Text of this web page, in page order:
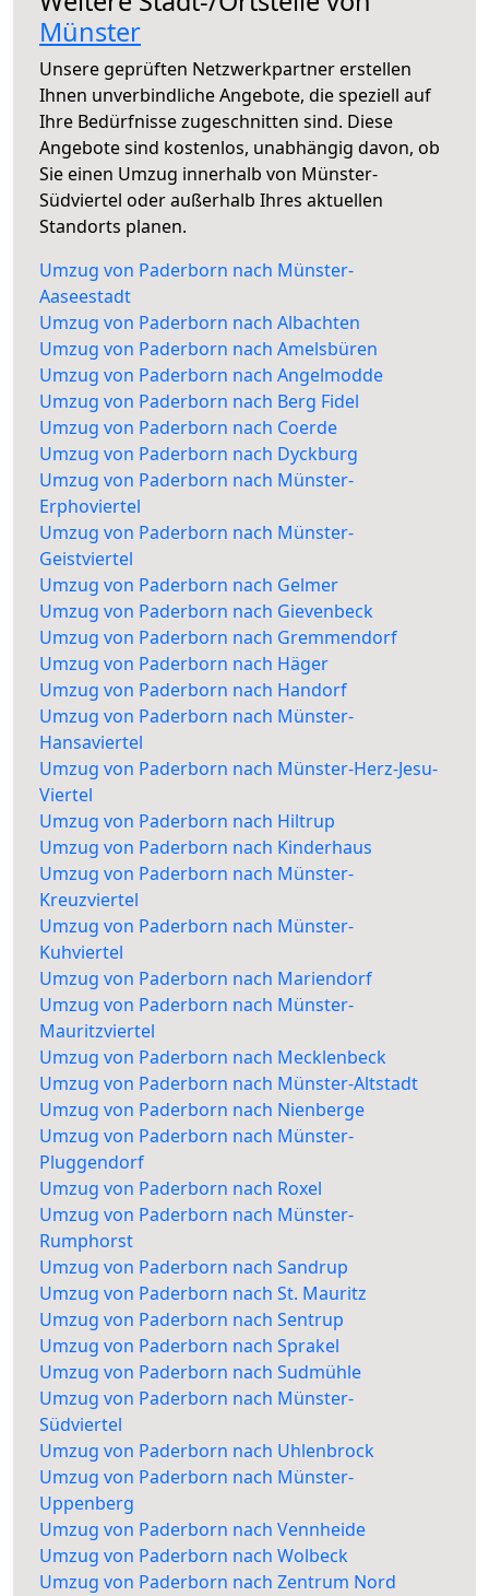
Münster
Unsere geprüften Netzwerkpartner erstellen
Ihnen unverbindliche Angebote, die speziell auf
Ihre Bedürfnisse zugeschnitten sind. Diese
Angebote sind kostenlos, unabhängig davon, ob
Sie einen Umzug innerhalb von Münster-
Südviertel oder außerhalb Ihres aktuellen
Standorts planen.
Umzug von Paderborn nach Münster-
Aaseestadt
Umzug von Paderborn nach Albachten
Umzug von Paderborn nach Amelsbüren
Umzug von Paderborn nach Angelmodde
Umzug von Paderborn nach Berg Fidel
Umzug von Paderborn nach Coerde
Umzug von Paderborn nach Dyckburg
Umzug von Paderborn nach Münster-
Erphoviertel
Umzug von Paderborn nach Münster-
Geistviertel
Umzug von Paderborn nach Gelmer
Umzug von Paderborn nach Gievenbeck
Umzug von Paderborn nach Gremmendorf
Umzug von Paderborn nach Häger
Umzug von Paderborn nach Handorf
Umzug von Paderborn nach Münster-
Hansaviertel
Umzug von Paderborn nach Münster-Herz-Jesu-
Viertel
Umzug von Paderborn nach Hiltrup
Umzug von Paderborn nach Kinderhaus
Umzug von Paderborn nach Münster-
Kreuzviertel
Umzug von Paderborn nach Münster-
Kuhviertel
Umzug von Paderborn nach Mariendorf
Umzug von Paderborn nach Münster-
Mauritzviertel
Umzug von Paderborn nach Mecklenbeck
Umzug von Paderborn nach Münster-Altstadt
Umzug von Paderborn nach Nienberge
Umzug von Paderborn nach Münster-
Pluggendorf
Umzug von Paderborn nach Roxel
Umzug von Paderborn nach Münster-
Rumphorst
Umzug von Paderborn nach Sandrup
Umzug von Paderborn nach St. Mauritz
Umzug von Paderborn nach Sentrup
Umzug von Paderborn nach Sprakel
Umzug von Paderborn nach Sudmühle
Umzug von Paderborn nach Münster-
Südviertel
Umzug von Paderborn nach Uhlenbrock
Umzug von Paderborn nach Münster-
Uppenberg
Umzug von Paderborn nach Vennheide
Umzug von Paderborn nach Wolbeck
Umzug von Paderborn nach Zentrum Nord